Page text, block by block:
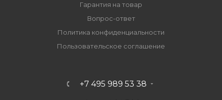
Гарантия на товар
Вопрос-ответ
Политика конфиденциальности
Пользовательское соглашение
+7 495 989 53 38